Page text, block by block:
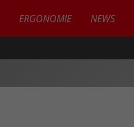
ERGONOMIE NEWS